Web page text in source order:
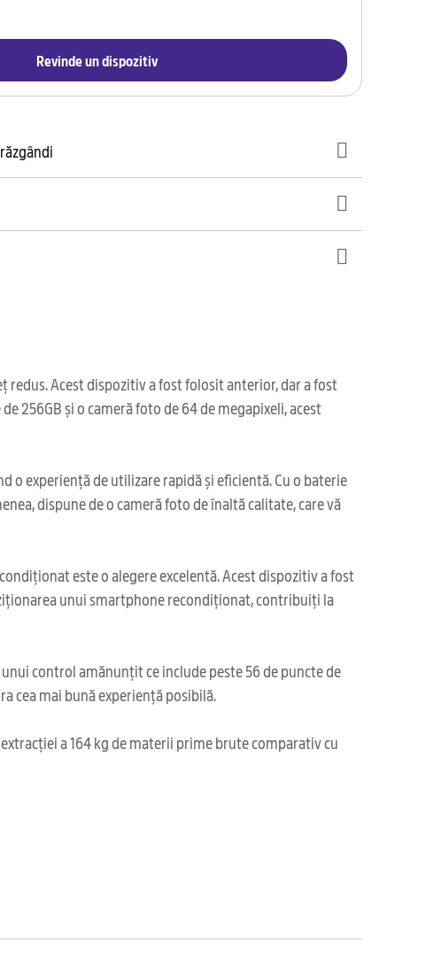
Revinde un dispozitiv
redus. Acest dispozitiv a fost folosit anterior, dar a fost
256GB și o cameră foto de 64 de megapixeli, acest
o experiență de utilizare rapidă și eficientă. Cu o baterie
dispune de o cameră foto de înaltă calitate, care vă
este o alegere excelentă. Acest dispozitiv a fost
unui smartphone recondiționat, contribuiți la
control amănunțit ce include peste 56 de puncte de
cea mai bună experiență posibilă.
a 164 kg de materii prime brute comparativ cu